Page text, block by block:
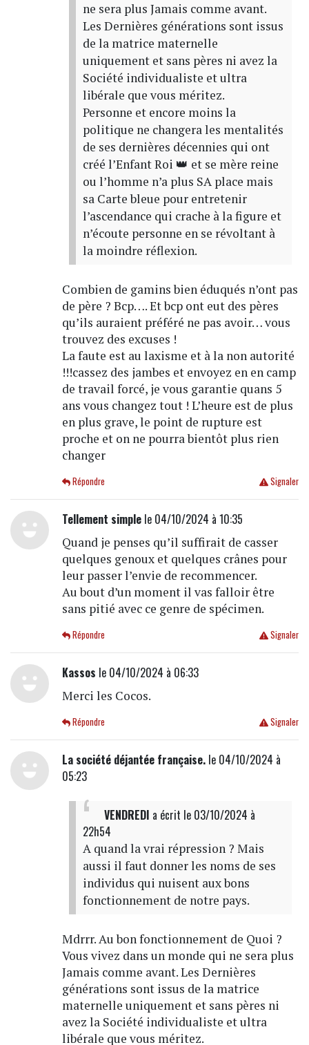
ne sera plus Jamais comme avant.
Les Dernières générations sont issus
de la matrice maternelle
uniquement et sans pères ni avez la
Société individualiste et ultra
libérale que vous méritez.
Personne et encore moins la
politique ne changera les mentalités
de ses dernières décennies qui ont
créé l’Enfant Roi 👑 et se mère reine
ou l’homme n’a plus SA place mais
sa Carte bleue pour entretenir
l’ascendance qui crache à la figure et
n’écoute personne en se révoltant à
la moindre réflexion.
Combien de gamins bien éduqués n’ont pas
de père ? Bcp…. Et bcp ont eut des pères
qu’ils auraient préféré ne pas avoir… vous
trouvez des excuses !
La faute est au laxisme et à la non autorité
!!!cassez des jambes et envoyez en en camp
de travail forcé, je vous garantie quans 5
ans vous changez tout ! L’heure est de plus
en plus grave, le point de rupture est
proche et on ne pourra bientôt plus rien
changer
Signaler
Répondre
Tellement simplele 04/10/2024 à 10:35
Quand je penses qu’il suffirait de casser
quelques genoux et quelques crânes pour
leur passer l’envie de recommencer.
Au bout d’un moment il vas falloir être
sans pitié avec ce genre de spécimen.
Signaler
Répondre
Kassos le 04/10/2024 à 06:33
Merci les Cocos.
Signaler
Répondre
La société déjantée française.le 04/10/2024 à
05:23
VENDREDI a écrit le 03/10/2024 à
22h54
A quand la vrai répression ? Mais
aussi il faut donner les noms de ses
individus qui nuisent aux bons
fonctionnement de notre pays.
Mdrrr. Au bon fonctionnement de Quoi ?
Vous vivez dans un monde qui ne sera plus
Jamais comme avant. Les Dernières
générations sont issus de la matrice
maternelle uniquement et sans pères ni
avez la Société individualiste et ultra
libérale que vous méritez.